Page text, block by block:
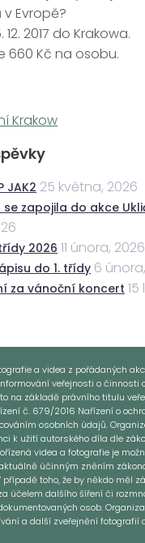
Evropě?
2017 do Krakowa.
660 Kč na osobu.
Krakow
JAK2 25 května, 2026
se zapojila do akce
2026 11 února, 2026
do 1. třídy 6
za vánoční koncert
a videa z pořádaných
veřejnosti o činnosti
na základě právního titulu
č. 679/2016 Nařízení o
osobních údajů.
k užití autorského díla dle
videa a fotografie je
účinným zněním
případě toho, že by někdo měl
účelem dalšího šíření či
osob.
a další zveřejnění fotografií